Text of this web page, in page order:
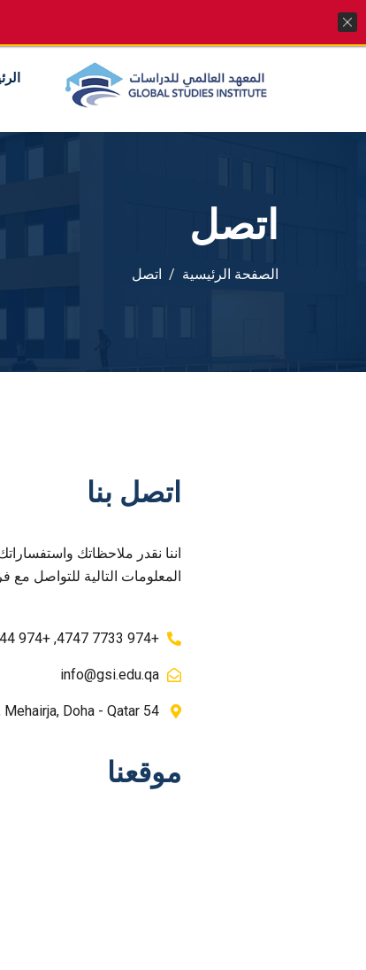
اتصل
الصفحة الرئيسية اتصل
اتصل بنا
اننا نقدر ملاحظاتك
المعلومات التالية للتواصل مع
+974 7733 4747, +974 4144 2510
info@gsi.edu.qa
54 Otba Bin Mohammed St, Mehairja, Doha - Qatar
موقعنا